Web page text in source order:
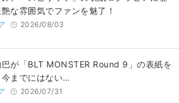
な雰囲気でファンを魅了！
2026/08/03
が「BLT MONSTER Round 9」の表紙を
までにはない…
2026/07/31